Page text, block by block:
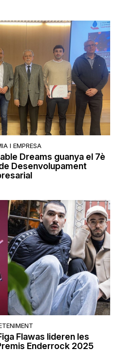
I EMPRESA
Dreams guanya el 7è
Desenvolupament
Flawas lideren les
Enderrock 2025